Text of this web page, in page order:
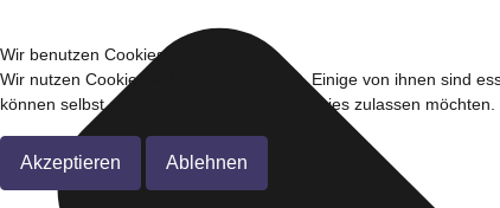
Wir benutzen Cookies
Wir nutzen Cookies auf unserer Website. Einige von ihnen sind
können selbst entscheiden, ob Sie die Cookies zulassen
Akzeptieren Ablehnen